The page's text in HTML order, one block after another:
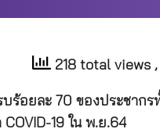
218 total views
บร้อยละ 70 ของประชากร
COVID-19 ใน พ.ย.64